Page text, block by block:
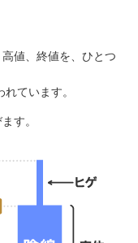
値、終値を、ひとつ
ています。
す。